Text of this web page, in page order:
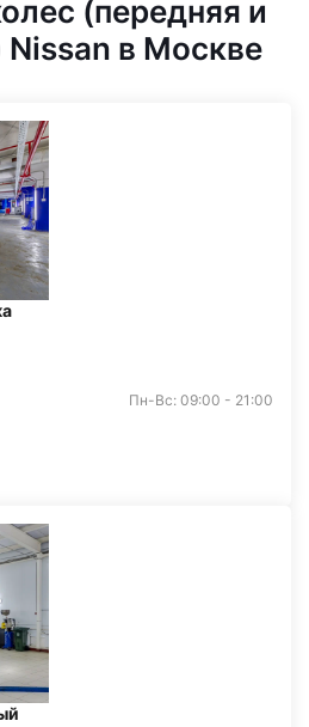
(передняя и
Nissan в Москве
Пн-Вс: 09:00 - 21:00